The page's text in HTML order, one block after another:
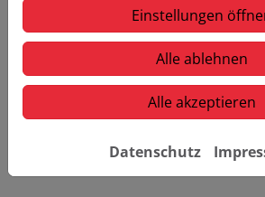
Einstellungen
Alle ablehnen
Alle akzeptieren
Datenschutz